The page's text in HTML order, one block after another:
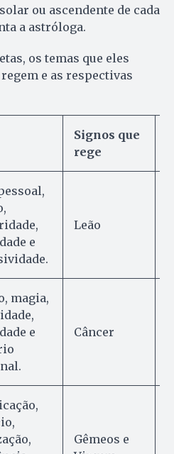
ou ascendente de cada
a astróloga.
os temas que eles
e as respectivas
Signos que
rege
e
Leão
magia,
e
Câncer
Gêmeos e